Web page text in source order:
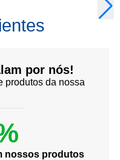
por nós!
produtos da nossa
nossos produtos